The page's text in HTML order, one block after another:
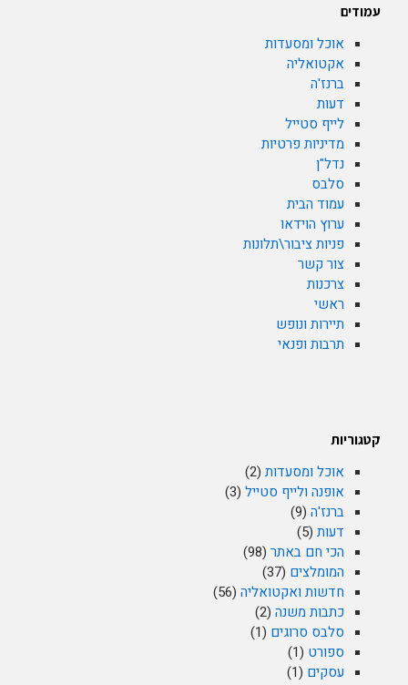
עמודים
אוכל ומסעדות
אקטואליה
ברנז'ה
דעות
לייף סטייל
מדיניות פרטיות
נדל"ן
סלבס
עמוד הבית
ערוץ הוידאו
פניות ציבור\תלונות
צור קשר
צרכנות
ראשי
תיירות ונופש
תרבות ופנאי
קטגוריות
אוכל ומסעדות (2)
אופנה ולייף סטייל (3)
ברנז'ה (9)
דעות (5)
הכי חם באתר (98)
המומלצים (37)
חדשות ואקטואליה (56)
כתבות משנה (2)
סלבס סרוגים (1)
ספורט (1)
עסקים (1)